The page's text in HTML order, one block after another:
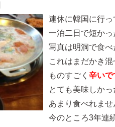
連休に韓国に行っ
一泊二日で短か
写真は明洞で食
これはまだかき
ものすごく 辛いで
とても美味しかっ
あまり食べれま
今のところ3年連